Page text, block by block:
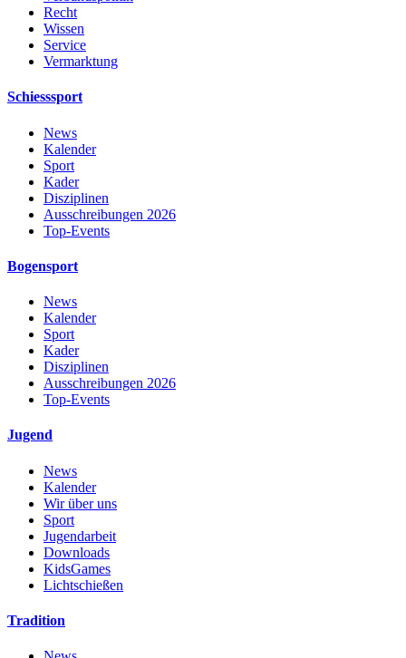
Recht
Wissen
Service
Vermarktung
Schiesssport
News
Kalender
Sport
Kader
Disziplinen
Ausschreibungen 2026
Top-Events
Bogensport
News
Kalender
Sport
Kader
Disziplinen
Ausschreibungen 2026
Top-Events
Jugend
News
Kalender
Wir über uns
Sport
Jugendarbeit
Downloads
KidsGames
Lichtschießen
Tradition